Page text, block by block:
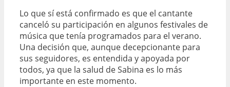
Lo que sí está confirmado es que el cantante
canceló su participación en algunos festivales de
música que tenía programados para el verano.
Una decisión que, aunque decepcionante para
sus seguidores, es entendida y apoyada por
todos, ya que la salud de Sabina es lo más
importante en este momento.